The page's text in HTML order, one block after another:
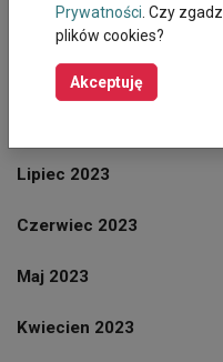
Październik 2023
Wrzesień 2023
Lipiec 2023
Czerwiec 2023
Maj 2023
Kwiecien 2023
Prywatności. Czy
plików cookies?
Akceptuję